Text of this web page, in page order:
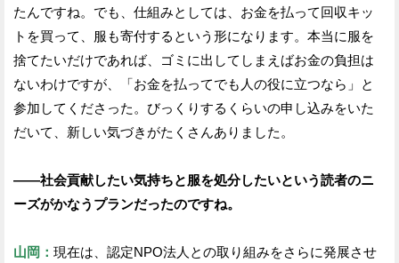
たんですね。でも、仕組みとしては、お金を払って回収キッ
トを買って、服も寄付するという形になります。本当に服を
捨てたいだけであれば、ゴミに出してしまえばお金の負担は
ないわけですが、「お金を払ってでも人の役に立つなら」と
参加してくださった。びっくりするくらいの申し込みをいた
だいて、新しい気づきがたくさんありました。
——社会貢献したい気持ちと服を処分したいという読者のニ
ーズがかなうプランだったのですね。
山岡： 現在は、認定NPO法人との取り組みをさらに発展させ